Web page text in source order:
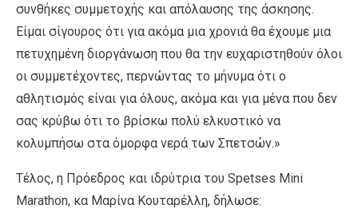
συνθήκες συμμετοχής και απόλαυσης της άσκησης.
Είμαι σίγουρος ότι για ακόμα μια χρονιά θα έχουμε μια
πετυχημένη διοργάνωση που θα την ευχαριστηθούν όλοι
οι συμμετέχοντες, περνώντας το μήνυμα ότι ο
αθλητισμός είναι για όλους, ακόμα και για μένα που δεν
σας κρύβω ότι το βρίσκω πολύ ελκυστικό να
κολυμπήσω στα όμορφα νερά των Σπετσών.»
Τέλος, η Πρόεδρος και ιδρύτρια του Spetses Mini
Marathon, κα Μαρίνα Κουταρέλλη, δήλωσε: